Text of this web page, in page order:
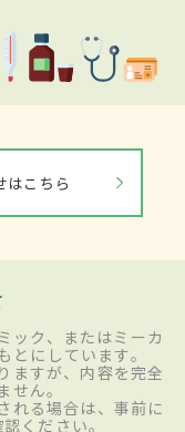
はこちら
ック、またはミーカ
にしています。
ますが、内容を完全
ん。
れる場合は、事前に
ください。